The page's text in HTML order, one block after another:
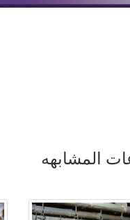
المشابهه